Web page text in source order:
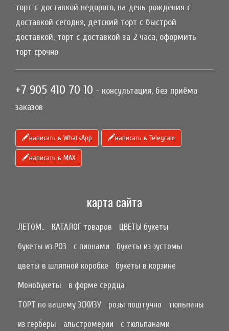
торт с доставкой недорого, на день рождения с
доставкой сегодня, детский торт с быстрой
доставкой, торт с доставкой за 2 часа, оформить
торт срочно
+7 905 410 70 10 - консультация, без приёма
заказов
написать в WhatsApp написать в Telegram
написать в МАХ
карта сайта
ЛЕТОМ.. КАТАЛОГ товаров
ЦВЕТЫ букеты
букеты из РОЗ
с пионами
букеты из эустомы
цветы в шляпной коробке
букеты в корзине
Монобукеты
в форме сердца
ТОРТ по вашему ЭСКИЗУ
розы поштучно
тюльпаны
из герберы
альстромерии
с тюльпанами